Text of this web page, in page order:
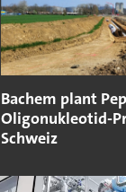
Bachem plant
Oligonukleotid-
Schweiz